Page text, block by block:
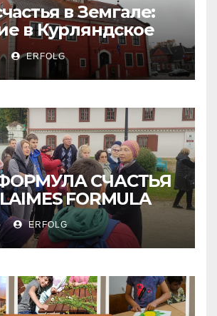
в Земгале:
в Курляндское
ERFOLG
СЧАСТЬЯ
FORMULA
ERFOLG